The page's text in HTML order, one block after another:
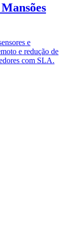
e
e redução de
com SLA.